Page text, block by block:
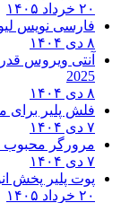
فارسی نویس
آنتی ویروس قدرتمند
2025
فلش پلیر برای
مرورگر محبوب
پوت پلیر پخش